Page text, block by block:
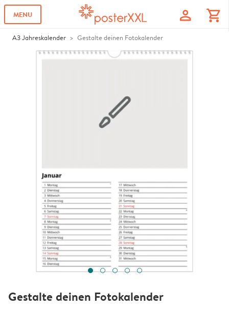
MENU profile shopping_cart
A3 Jahreskalender Gestalte deinen Fotokalender
Gestalte deinen Fotokalender